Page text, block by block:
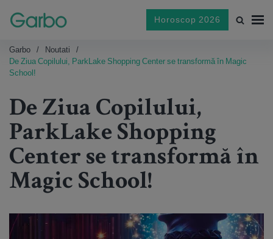
Horoscop 2026
Garbo
Noutati
De Ziua Copilului, ParkLake Shopping Center se transformă în Magic
School!
De Ziua Copilului,
ParkLake Shopping
Center se transformă în
Magic School!